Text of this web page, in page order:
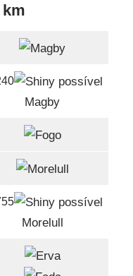
km
Magby
Morelull